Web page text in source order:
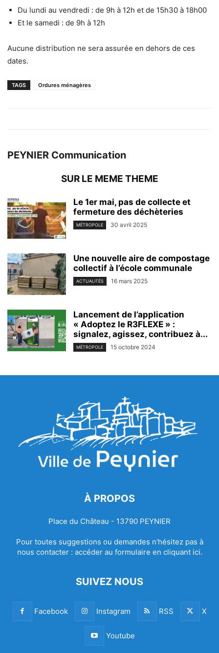
Du lundi au vendredi : de 9h à 12h et de 15h30 à 18h00
Et le samedi : de 9h à 12h
Aucune distribution ne sera assurée en dehors de ces
dates.
TAGS Ordures ménagères
PEYNIER Communication
SUR LE MEME THEME
Le 1er mai, pas de collecte et
fermeture des déchèteries
MÉTROPOLE 30 avril 2025
Une nouvelle aire de compostage
collectif à l’école communale
ACTUALITÉS 16 mars 2025
Lancement de l’application
« Adoptez le R3FLEXE » :
signalez, agissez, contribuez à...
MÉTROPOLE 15 octobre 2024
À PROPOS
Place du Château - 13790 PEYNIER
Pour toutes suggestions ou demandes n’hésitez pas à
nous contacter : accéder au formulaire en cliquant ici.
SUIVEZ NOUS
Facebook Instagram RSS X
Youtube